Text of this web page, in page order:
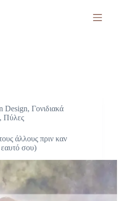
Design, Γονιδιακά
, Πύλες
άλλους πριν καν
εαυτό σου)